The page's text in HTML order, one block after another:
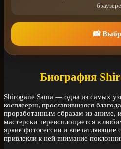
браузере.
📸
Биография
Shirogane Sama — одна из самых
косплеерш, прославившаяся
проработанным образам из аниме,
мастерски перевоплощается в
яркие фотосессии и впечатляющие
привлекли к ней внимание